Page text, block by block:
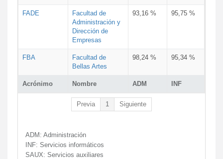
Acrónimo Nombre ADM INF
FADE
Facultad de
Administración y
Dirección de
Empresas
93,16 % 95,75 %
FBA
Facultad de
Bellas Artes
98,24 % 95,34 %
Previa 1 Siguiente
ADM: Administración
INF: Servicios informáticos
SAUX: Servicios auxiliares